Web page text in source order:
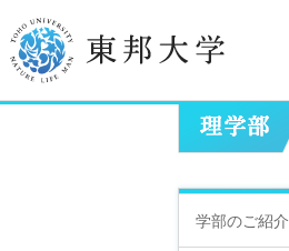
学部のご紹介